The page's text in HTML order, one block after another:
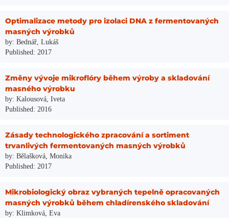
Optimalizace metody pro izolaci DNA z fermentovaných
masných výrobků
by: Bednář, Lukáš
Published: 2017
Změny vývoje mikroflóry během výroby a skladování
masného výrobku
by: Kalousová, Iveta
Published: 2016
Zásady technologického zpracování a sortiment
trvanlivých fermentovaných masných výrobků
by: Bělašková, Monika
Published: 2017
Mikrobiologický obraz vybraných tepelně opracovaných
masných výrobků během chladírenského skladování
by: Klimková, Eva